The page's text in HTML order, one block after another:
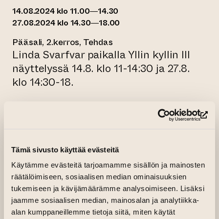
Tämä sivusto käyttää evästeitä
Käytämme evästeitä tarjoamamme sisällön ja mainosten
räätälöimiseen, sosiaalisen median ominaisuuksien
tukemiseen ja kävijämäärämme analysoimiseen. Lisäksi
jaamme sosiaalisen median, mainosalan ja analytiikka-
alan kumppaneillemme tietoja siitä, miten käytät
14.08.2024 klo 11.00—14.30
27.08.2024 klo 14.30—18.00
Pääsali, 2.kerros, Tehdas
Linda Svarfvar paikalla Yllin kyllin III
näyttelyssä 14.8. klo 11-14:30 ja 27.8.
klo 14:30-18.
”Elämän kaoottinen myllerrys voi hetkeksi
helpottaa, kun kääntää katseen ylös ja antaa
Linda Svarfvar etsii ulkona liikkuessaan
ympäristöstään kiinnostavia yksityiskohtia ja
värejä. Svarfvarin käsiala on pelkistetty ja
taiteen keskiössä ovat syvät sävyt ja taktiilit
tekstuurit.